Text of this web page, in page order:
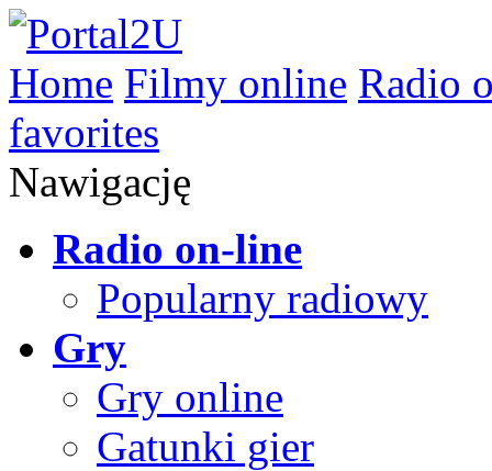
Home Filmy online Radio
favorites
Nawigację
Radio on-line
Popularny radiowy
Gry
Gry online
Gatunki gier